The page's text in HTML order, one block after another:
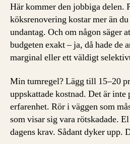
Här kommer den jobbiga delen.
köksrenovering kostar mer än
undantag. Och om någon säger
budgeten exakt – ja, då hade de
marginal eller ett väldigt
Min tumregel? Lägg till 15–20
uppskattade kostnad. Det är inte
erfarenhet. Rör i väggen som
som visar sig vara rötskadade.
dagens krav. Sådant dyker upp.